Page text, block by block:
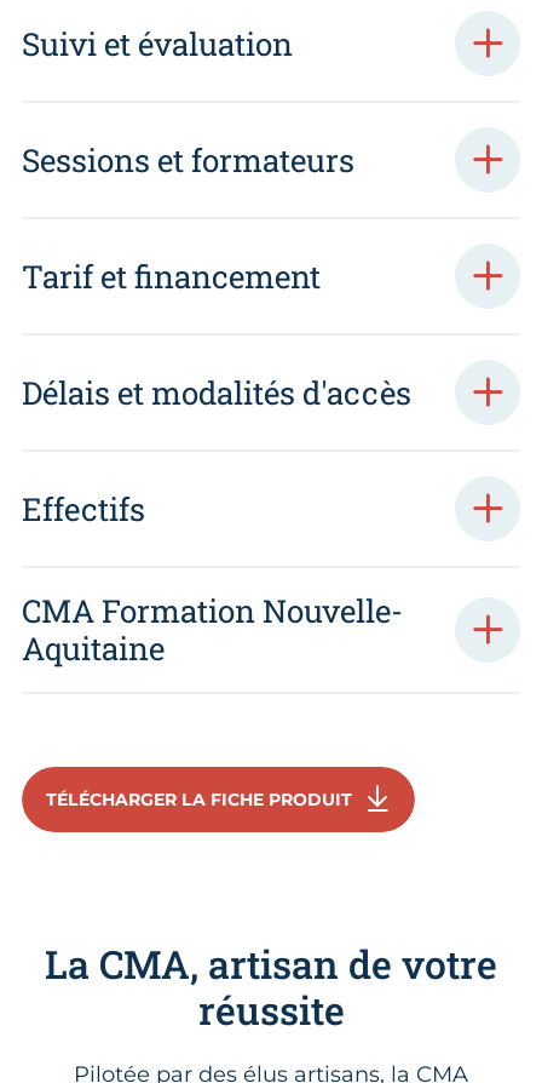
Suivi et évaluation
Sessions et formateurs
Tarif et financement
Délais et modalités d'accès
Effectifs
CMA Formation Nouvelle-
Aquitaine
TÉLÉCHARGER LA FICHE PRODUIT
La CMA, artisan de votre
réussite
Pilotée par des élus artisans, la CMA